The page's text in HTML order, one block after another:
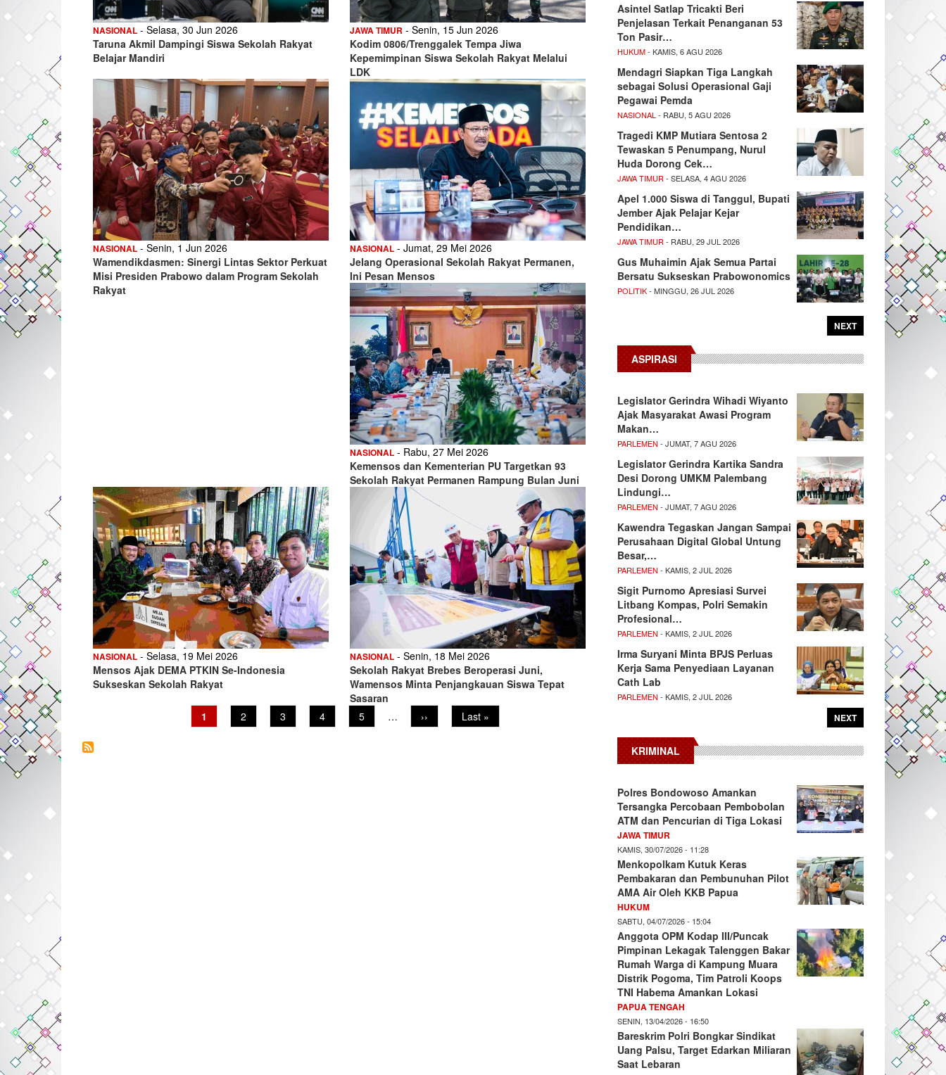
NASIONAL - Selasa, 30 Jun 2026
Taruna Akmil Dampingi Siswa Sekolah Rakyat
Belajar Mandiri
JAWA TIMUR - Senin, 15 Jun 2026
Kodim 0806/Trenggalek Tempa Jiwa
Kepemimpinan Siswa Sekolah Rakyat Melalui
LDK
NASIONAL - Senin, 1 Jun 2026
Wamendikdasmen: Sinergi Lintas Sektor Perkuat
Misi Presiden Prabowo dalam Program Sekolah
Rakyat
NASIONAL - Jumat, 29 Mei 2026
Jelang Operasional Sekolah Rakyat Permanen,
Ini Pesan Mensos
NASIONAL - Rabu, 27 Mei 2026
Kemensos dan Kementerian PU Targetkan 93
Sekolah Rakyat Permanen Rampung Bulan Juni
NASIONAL - Selasa, 19 Mei 2026
Mensos Ajak DEMA PTKIN Se-Indonesia
Sukseskan Sekolah Rakyat
NASIONAL - Senin, 18 Mei 2026
Sekolah Rakyat Brebes Beroperasi Juni,
Wamensos Minta Penjangkauan Siswa Tepat
Sasaran
Current
page
1 Page
2 Page
3 Page
4 Page
5 …
Next
page
››
Last
page
Last »
Asintel Satlap Tricakti Beri
Penjelasan Terkait Penanganan 53
Ton Pasir…
HUKUM- KAMIS, 6 AGU 2026
Mendagri Siapkan Tiga Langkah
sebagai Solusi Operasional Gaji
Pegawai Pemda
NASIONAL - RABU, 5 AGU 2026
Tragedi KMP Mutiara Sentosa 2
Tewaskan 5 Penumpang, Nurul
Huda Dorong Cek…
JAWA TIMUR - SELASA, 4 AGU 2026
Apel 1.000 Siswa di Tanggul, Bupati
Jember Ajak Pelajar Kejar
Pendidikan…
JAWA TIMUR - RABU, 29 JUL 2026
Gus Muhaimin Ajak Semua Partai
Bersatu Sukseskan Prabowonomics
POLITIK- MINGGU, 26 JUL 2026
NEXT
ASPIRASI
Legislator Gerindra Wihadi Wiyanto
Ajak Masyarakat Awasi Program
Makan…
PARLEMEN - JUMAT, 7 AGU 2026
Legislator Gerindra Kartika Sandra
Desi Dorong UMKM Palembang
Lindungi…
PARLEMEN - JUMAT, 7 AGU 2026
Kawendra Tegaskan Jangan Sampai
Perusahaan Digital Global Untung
Besar,…
PARLEMEN - KAMIS, 2 JUL 2026
Sigit Purnomo Apresiasi Survei
Litbang Kompas, Polri Semakin
Profesional…
PARLEMEN - KAMIS, 2 JUL 2026
Irma Suryani Minta BPJS Perluas
Kerja Sama Penyediaan Layanan
Cath Lab
PARLEMEN - KAMIS, 2 JUL 2026
NEXT
KRIMINAL
Polres Bondowoso Amankan
Tersangka Percobaan Pembobolan
ATM dan Pencurian di Tiga Lokasi
JAWA TIMUR
KAMIS, 30/07/2026 - 11:28
Menkopolkam Kutuk Keras
Pembakaran dan Pembunuhan Pilot
AMA Air Oleh KKB Papua
HUKUM
SABTU, 04/07/2026 - 15:04
Anggota OPM Kodap III/Puncak
Pimpinan Lekagak Talenggen Bakar
Rumah Warga di Kampung Muara
Distrik Pogoma, Tim Patroli Koops
TNI Habema Amankan Lokasi
PAPUA TENGAH
SENIN, 13/04/2026 - 16:50
Bareskrim Polri Bongkar Sindikat
Uang Palsu, Target Edarkan Miliaran
Saat Lebaran